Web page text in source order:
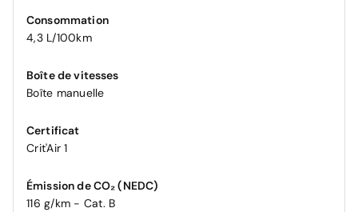
Consommation
4,3 L/100km
Boîte de vitesses
Boîte manuelle
Certificat
Crit'Air 1
Émission de CO₂ (NEDC)
116 g/km - Cat. B